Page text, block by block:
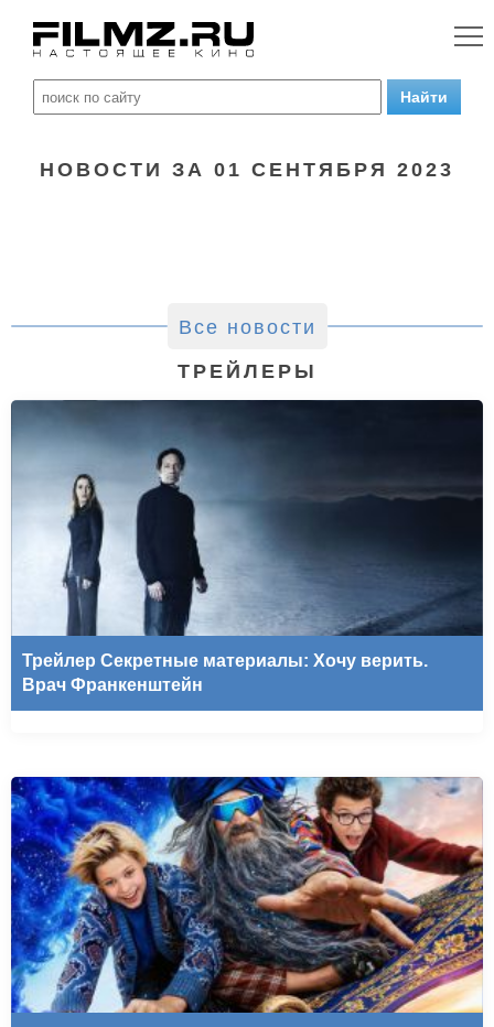
НОВОСТИ ЗА 01 СЕНТЯБРЯ 2023
Все новости
ТРЕЙЛЕРЫ
Трейлер Секретные материалы: Хочу верить.
Врач Франкенштейн